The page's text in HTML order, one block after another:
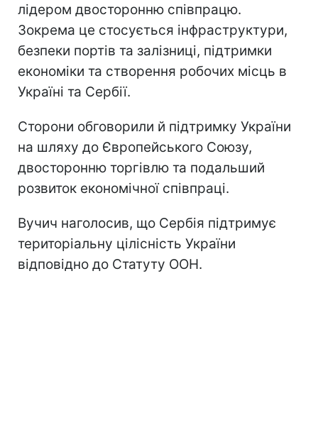
лідером двосторонню співпрацю.
Зокрема це стосується інфраструктури,
безпеки портів та залізниці, підтримки
економіки та створення робочих місць в
Україні та Сербії.
Сторони обговорили й підтримку України
на шляху до Європейського Союзу,
двосторонню торгівлю та подальший
розвиток економічної співпраці.
Вучич наголосив, що Сербія підтримує
територіальну цілісність України
відповідно до Статуту ООН.